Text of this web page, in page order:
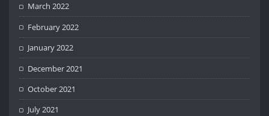
March 2022
February 2022
January 2022
December 2021
October 2021
July 2021